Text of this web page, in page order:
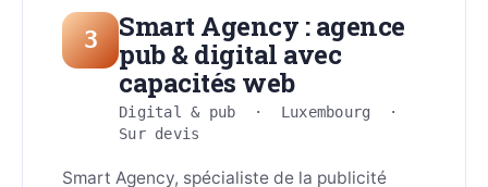
3
Smart Agency : agence
pub & digital avec
capacités web
Digital & pub · Luxembourg ·
Sur devis
Smart Agency, spécialiste de la publicité